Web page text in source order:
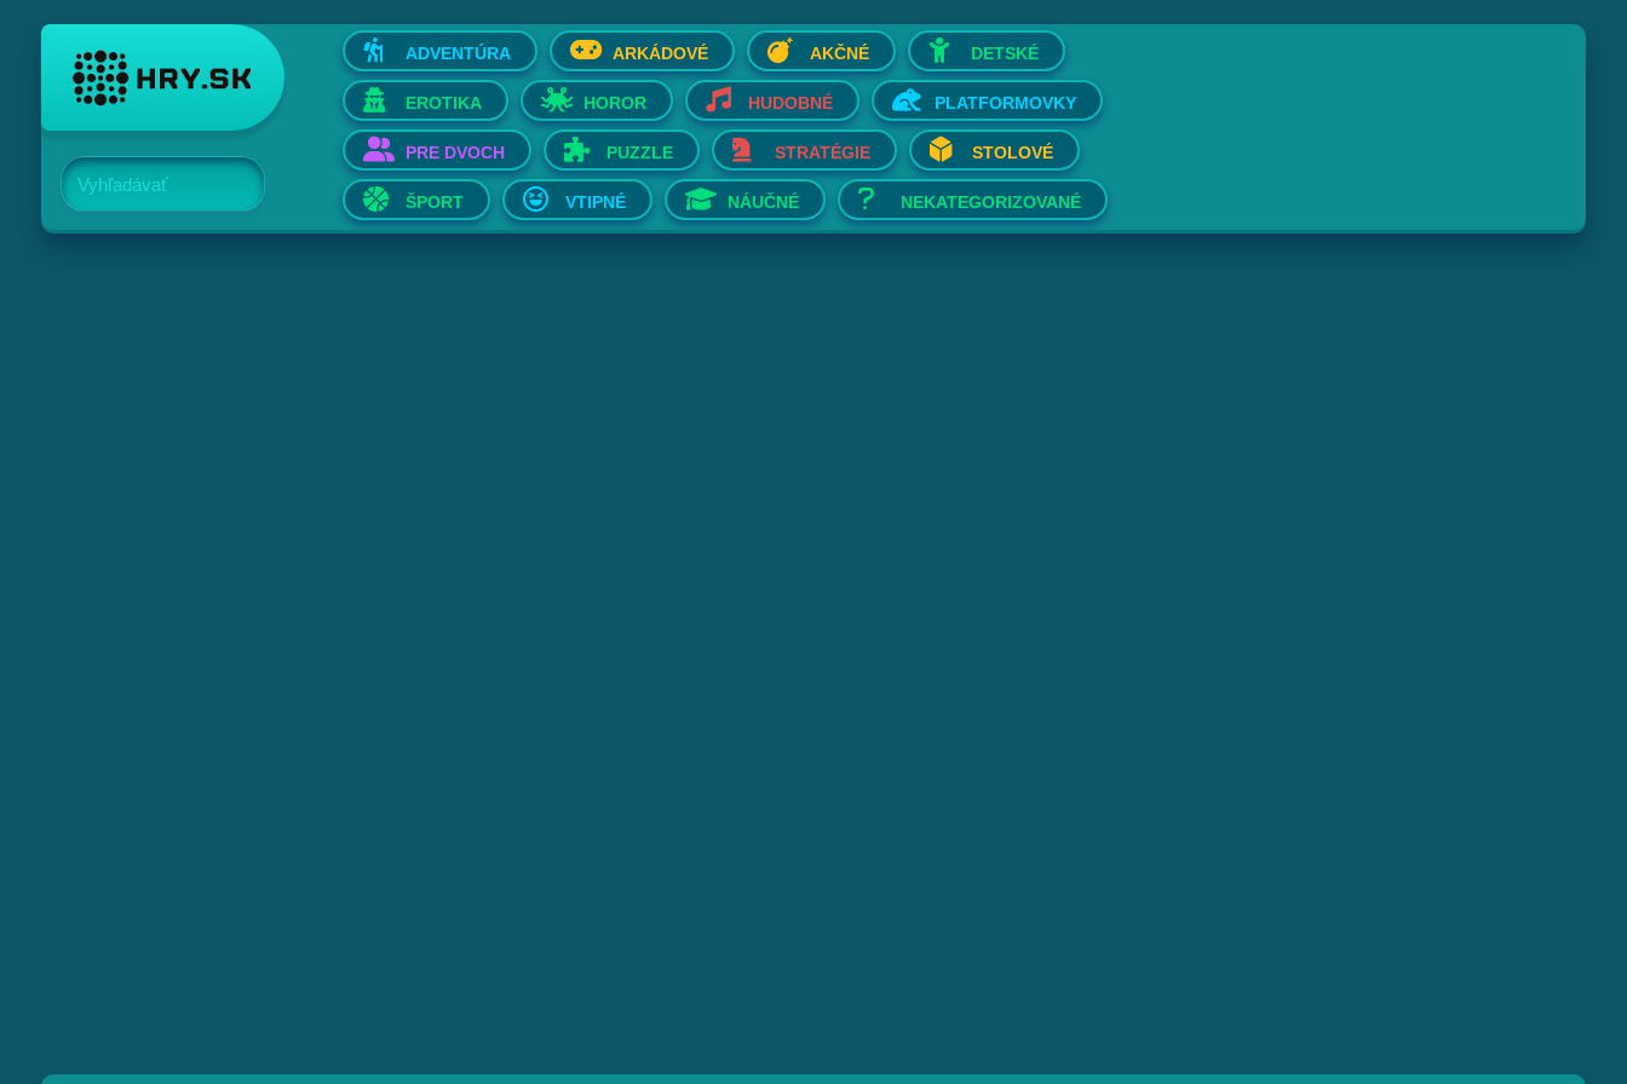
Vyhľadávať
ADVENTÚRA ARKÁDOVÉ AKČNÉ DETSKÉ
EROTIKA HOROR HUDOBNÉ PLATFORMOVKY
PRE DVOCH PUZZLE STRATÉGIE STOLOVÉ
ŠPORT VTIPNÉ NÁUČNÉ NEKATEGORIZOVANÉ